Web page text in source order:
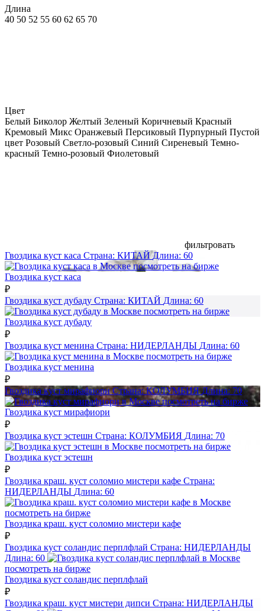
Длина
40 50 52 55 60 62 65 70
Цвет
Белый Биколор Желтый Зеленый Коричневый Красный
Кремовый Микс Оранжевый Персиковый Пурпурный Пустой
цвет Розовый Светло-розовый Синий Сиреневый Темно-
красный Темно-розовый Фиолетовый
фильтровать
Гвоздика куст каса Страна: КИТАЙ Длина: 60
посмотреть на бирже
Гвоздика куст каса
₽
Гвоздика куст дубаду Страна: КИТАЙ Длина: 60
посмотреть на бирже
Гвоздика куст дубаду
₽
Гвоздика куст менина Страна: НИДЕРЛАНДЫ Длина: 60
посмотреть на бирже
Гвоздика куст менина
₽
Гвоздика куст мирафиориСтрана:КОЛУМБИЯ Длина:70
посмотреть на бирже
Гвоздика куст мирафиори
₽
Гвоздика куст эстешн Страна: КОЛУМБИЯ Длина: 70
посмотреть на бирже
Гвоздика куст эстешн
₽
Гвоздика краш. куст соломио мистери кафе Страна:
НИДЕРЛАНДЫ Длина: 60
посмотреть на бирже
Гвоздика краш. куст соломио мистери кафе
₽
Гвоздика куст соландис перплфлай Страна: НИДЕРЛАНДЫ
Длина: 60
посмотреть на бирже
Гвоздика куст соландис перплфлай
₽
Гвоздика краш. куст мистери дипси Страна: НИДЕРЛАНДЫ